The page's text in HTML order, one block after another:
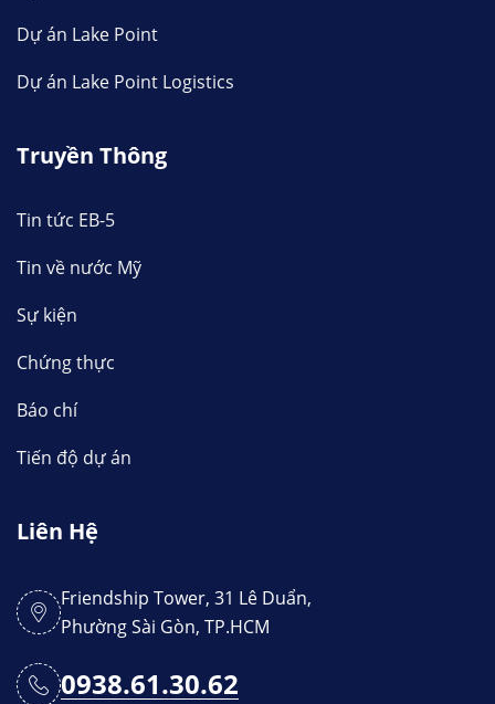
Dự án Lake Point
Dự án Lake Point Logistics
Truyền Thông
Tin tức EB-5
Tin về nước Mỹ
Sự kiện
Chứng thực
Báo chí
Tiến độ dự án
Liên Hệ
Friendship Tower, 31 Lê Duẩn,
Phường Sài Gòn, TP.HCM
0938.61.30.62